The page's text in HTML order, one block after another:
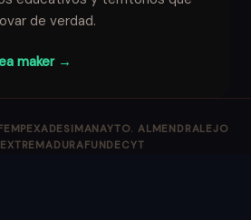
de verdad.
maker →
ADESIMANAYTO. ALMENDRALEJO
FUNDECYT